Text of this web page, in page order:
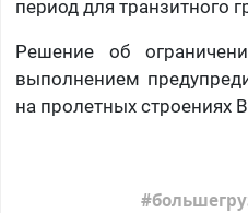
период для транзитного
Решение об
выполнением
на пролетных строениях